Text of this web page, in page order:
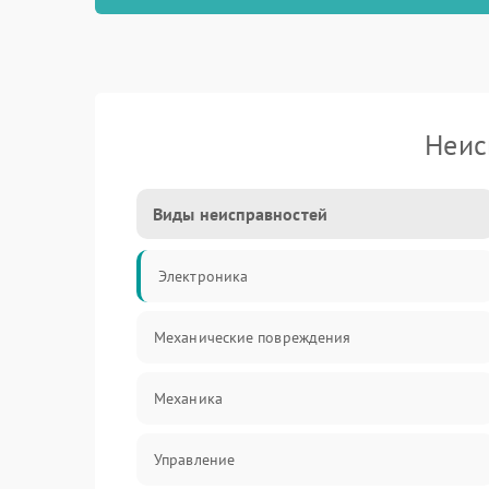
Виды неисправностей
Электроника
Механические повреждения
Механика
Управление